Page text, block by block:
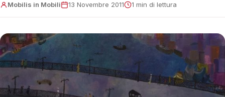
Mobilis in Mobili 13 Novembre 2011 1 min di lettura